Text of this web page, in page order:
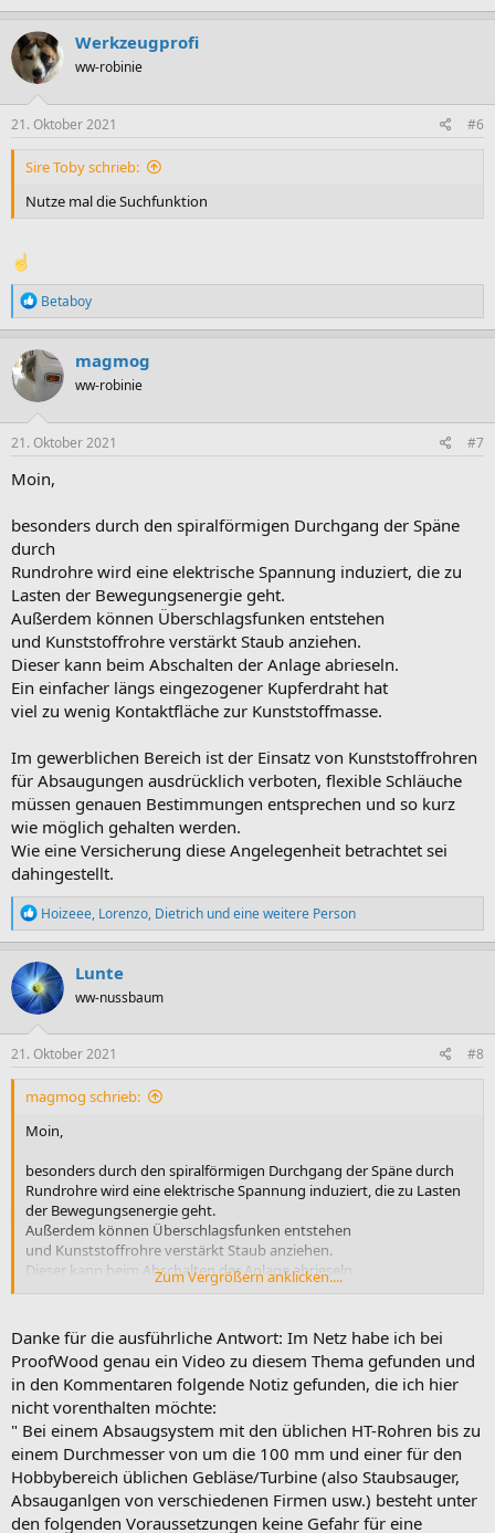
Werkzeugprofi
ww-robinie
21. Oktober 2021 #6
Sire Toby schrieb:
Nutze mal die Suchfunktion
R
e
a
k
t
o
n
e
:
Betaboy
magmog
ww-robinie
21. Oktober 2021 #7
Moin,
besonders durch den spiralförmigen Durchgang der Späne
durch
Rundrohre wird eine elektrische Spannung induziert, die zu
Lasten der Bewegungsenergie geht.
Außerdem können Überschlagsfunken entstehen
und Kunststoffrohre verstärkt Staub anziehen.
Dieser kann beim Abschalten der Anlage abrieseln.
Ein einfacher längs eingezogener Kupferdraht hat
viel zu wenig Kontaktfläche zur Kunststoffmasse.
Im gewerblichen Bereich ist der Einsatz von Kunststoffrohren
für Absaugungen ausdrücklich verboten, flexible Schläuche
müssen genauen Bestimmungen entsprechen und so kurz
wie möglich gehalten werden.
Wie eine Versicherung diese Angelegenheit betrachtet sei
dahingestellt.
R
e
a
k
t
i
o
n
e
Hoizeee, Lorenzo, Dietrich und eine weitere Person
Lunte
ww-nussbaum
21. Oktober 2021 #8
magmog schrieb:
Moin,
besonders durch den spiralförmigen Durchgang der Späne durch
Rundrohre wird eine elektrische Spannung induziert, die zu Lasten
der Bewegungsenergie geht.
Außerdem können Überschlagsfunken entstehen
und Kunststoffrohre verstärkt Staub anziehen.
Dieser kann beim Abschalten der Anlage abrieseln.
Ein einfacher längs eingezogener Kupferdraht hat
Im gewerblichen Bereich ist der Einsatz von Kunststoffrohren für
Absaugungen ausdrücklich verboten, flexible Schläuche müssen
genauen Bestimmungen entsprechen und so kurz wie möglich
gehalten werden.
Wie eine Versicherung diese Angelegenheit betrachtet sei
dahingestellt.
Zum Vergrößern anklicken....
Danke für die ausführliche Antwort: Im Netz habe ich bei
ProofWood genau ein Video zu diesem Thema gefunden und
in den Kommentaren folgende Notiz gefunden, die ich hier
nicht vorenthalten möchte:
" Bei einem Absaugsystem mit den üblichen HT-Rohren bis zu
einem Durchmesser von um die 100 mm und einer für den
Hobbybereich üblichen Gebläse/Turbine (also Staubsauger,
Absauganlgen von verschiedenen Firmen usw.) besteht unter
den folgenden Voraussetzungen keine Gefahr für eine